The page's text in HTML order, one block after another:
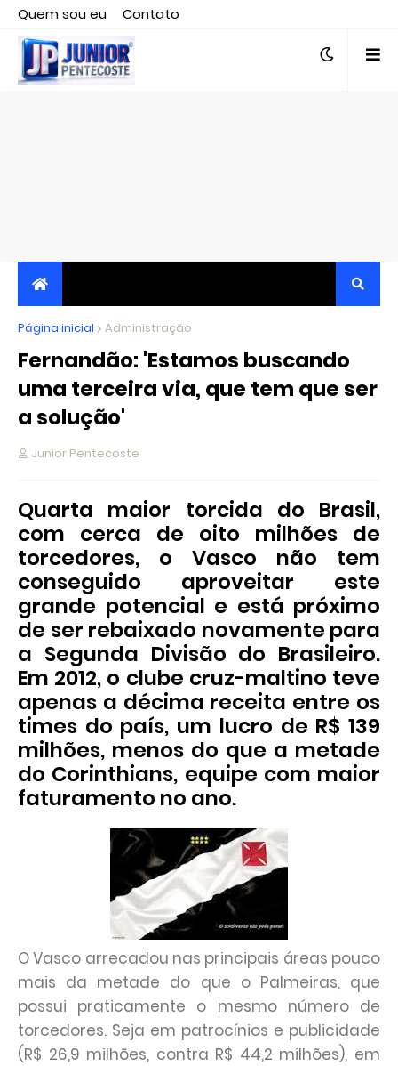
Quem sou eu
Contato
Editor responsável, jornalista Clovis Almeida.
JORNALISMO INDEPENDENTE, TRANSPARENTE E
CRÍTICO
Página inicial Administração
Fernandão: 'Estamos buscando
uma terceira via, que tem que ser
a solução'
Junior Pentecoste
Quarta maior torcida do Brasil,
com cerca de oito milhões de
torcedores, o Vasco não tem
conseguido aproveitar este
grande potencial e está próximo
de ser rebaixado novamente para
a Segunda Divisão do Brasileiro.
Em 2012, o clube cruz-maltino teve
apenas a décima receita entre os
times do país, um lucro de R$ 139
milhões, menos do que a metade
do Corinthians, equipe com maior
faturamento no ano.
O Vasco arrecadou nas principais áreas pouco
mais da metade do que o Palmeiras, que
possui praticamente o mesmo número de
torcedores. Seja em patrocínios e publicidade
(R$ 26,9 milhões, contra R$ 44,2 milhões), em